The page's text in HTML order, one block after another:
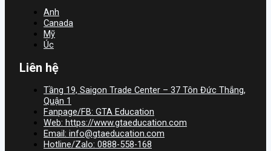
Anh
Canada
Mỹ
Úc
Liên hệ
Tầng 19, Saigon Trade Center – 37 Tôn Đức Thắng,
Quận 1
Fanpage/FB: GTA Education
Web: https://www.gtaeducation.com
Email: info@gtaeducation.com
Hotline/Zalo: 0888-558-168